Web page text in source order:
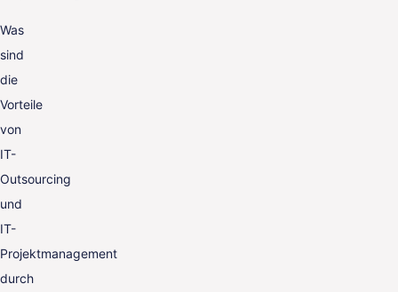
Was
sind
die
Vorteile
von
IT-
Outsourcing
und
IT-
Projektmanagement
durch